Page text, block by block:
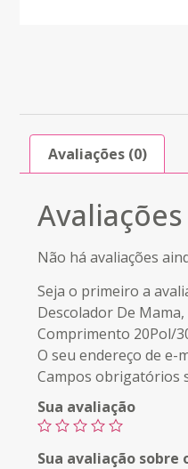
Avaliações (0)
Avaliações
Não há avaliações
Seja o primeiro a
Descolador De
Comprimento 20Pol/
O seu endereço de e-
Campos obrigatórios
Sua avaliação
Sua avaliação